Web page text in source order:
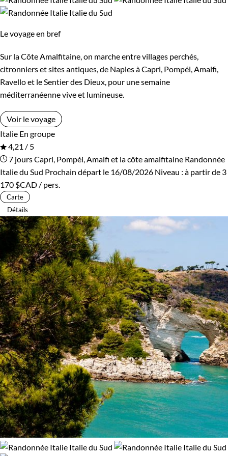
Itinérant Semi-itinérant
Le voyage en bref
Sur la Côte Amalfitaine, on marche entre villages perchés,
citronniers et sites antiques, de Naples à Capri, Pompéi, Amalfi,
Ravello et le Sentier des Dieux, pour une semaine
méditerranéenne vive et lumineuse.
Voir le voyage
Italie En groupe
4,21 / 5
7 joursCapri, Pompéi, Amalfi et la côte amalfitaine Randonnée
Italie du Sud Prochain départ le 16/08/2026 Niveau : à partir de 3
170 $CAD / pers.
Carte
Détails